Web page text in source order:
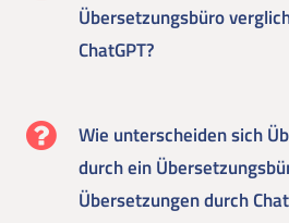
Übersetzungsbüro
ChatGPT?
Wie unterscheiden sich
durch ein
Übersetzungen durch